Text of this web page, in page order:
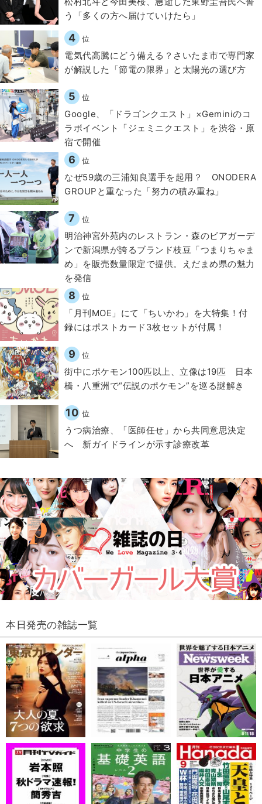
う「多くの方へ届けていけたら」
4 位
電気代高騰にどう備える？さいたま市で専門家
が解説した「節電の限界」と太陽光の選び方
5 位
Google、「ドラゴンクエスト」×Geminiのコ
ラボイベント「ジェミニクエスト」を渋谷・原
宿で開催
6 位
なぜ59歳の三浦知良選手を起用？ ONODERA
GROUPと重なった「努力の積み重ね」
7 位
明治神宮外苑内のレストラン・森のビアガーデ
ンで新潟県が誇るブランド枝豆「つまりちゃま
め」を販売数量限定で提供。えだまめ県の魅力
を発信
8 位
「月刊MOE」にて「ちいかわ」を大特集！付
録にはポストカード3枚セットが付属！
9 位
街中にポケモン100匹以上、立像は19匹 日本
橋・八重洲で“伝説のポケモン”を巡る謎解き
10 位
うつ病治療、「医師任せ」から共同意思決定
へ 新ガイドラインが示す診療改革
本日発売の雑誌一覧